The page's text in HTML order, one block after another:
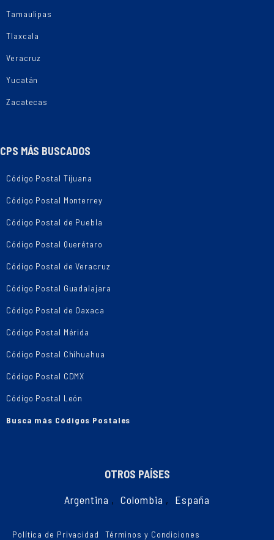
Tamaulipas
Tlaxcala
Veracruz
Yucatán
Zacatecas
CPS MÁS BUSCADOS
Código Postal Tijuana
Código Postal Monterrey
Código Postal de Puebla
Código Postal Querétaro
Código Postal de Veracruz
Código Postal Guadalajara
Código Postal de Oaxaca
Código Postal Mérida
Código Postal Chihuahua
Código Postal CDMX
Código Postal León
Busca más Códigos Postales
OTROS PAÍSES
Argentina , Colombia , España
Política de Privacidad Términos y Condiciones